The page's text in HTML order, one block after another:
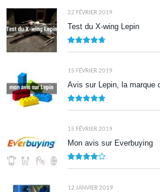
22 FÉVRIER 2019
Test du X-wing Lepin
15 FÉVRIER 2019
Avis sur Lepin, la marque
15 FÉVRIER 2019
Mon avis sur Everbuying
12 JANVIER 2019